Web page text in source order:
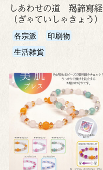
しあわせの道 羯諦寫経
（ぎゃていしゃきょう）
各宗派
印刷物
生活雑貨